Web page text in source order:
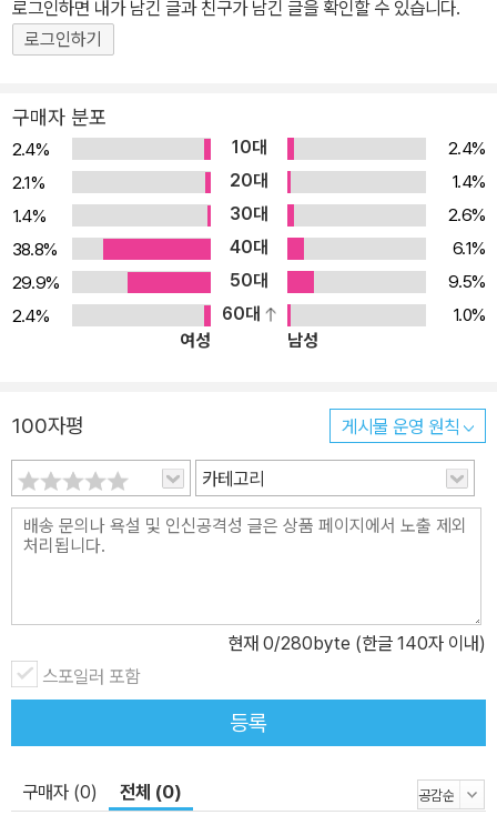
로그인하면 내가 남긴 글과 친구가 남긴 글을 확인할 수 있습니다.
로그인하기
구매자 분포
2.4% 10대
2.4%
2.1%
20대
1.4%
1.4%
30대
2.6%
38.8%
40대
6.1%
29.9%
50대
9.5%
2.4%
60대
1.0%
여성
남성
100자평 게시물 운영 원칙
카테고리
현재 0/280byte (한글 140자 이내)
스포일러 포함
등록
구매자 (0) 전체 (0)